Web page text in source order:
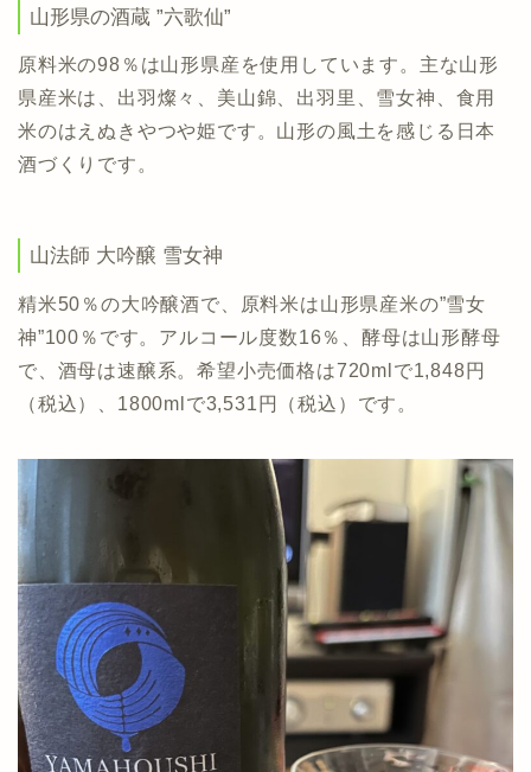
山形県の酒蔵 ”六歌仙”
原料米の98％は山形県産を使用しています。主な山形
県産米は、出羽燦々、美山錦、出羽里、雪女神、食用
米のはえぬきやつや姫です。山形の風土を感じる日本
酒づくりです。
山法師 大吟醸 雪女神
精米50％の大吟醸酒で、原料米は山形県産米の”雪女
神”100％です。アルコール度数16％、酵母は山形酵母
で、酒母は速醸系。希望小売価格は720mlで1,848円
（税込）、1800mlで3,531円（税込）です。